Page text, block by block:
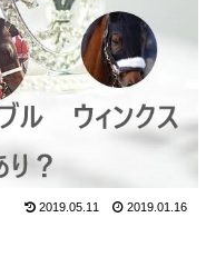
2019.05.11 2019.01.16